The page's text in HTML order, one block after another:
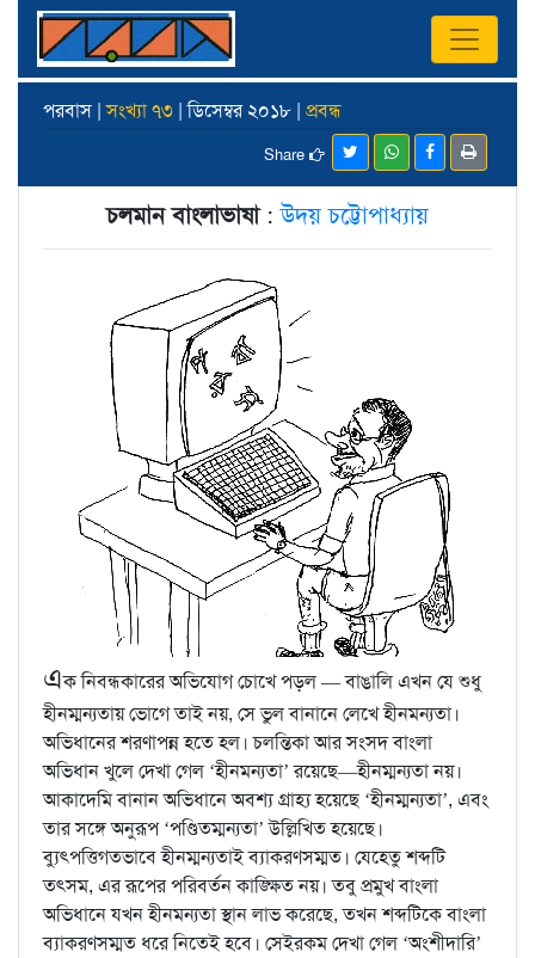
পরবাস |সংখ্যা ৭৩ | ডিসেম্বর ২০১৮ | প্রবন্ধ
Share
চলমান বাংলাভাষা:উদয় চট্টোপাধ্যায়
এক নিবন্ধকারের অভিযোগ চোখে পড়ল — বাঙালি এখন যে শুধু
হীনম্মন্যতায় ভোগে তাই নয়, সে ভুল বানানে লেখে হীনমন্যতা।
অভিধানের শরণাপন্ন হতে হল। চলন্তিকা আর সংসদ বাংলা
অভিধান খুলে দেখা গেল ‘হীনমন্যতা’ রয়েছে—হীনম্মন্যতা নয়।
আকাদেমি বানান অভিধানে অবশ্য গ্রাহ্য হয়েছে ‘হীনম্মন্যতা’, এবং
তার সঙ্গে অনুরূপ ‘পণ্ডিতম্মন্যতা’ উল্লিখিত হয়েছে।
ব্যুৎপত্তিগতভাবে হীনম্মন্যতাই ব্যাকরণসম্মত। যেহেতু শব্দটি
তৎসম, এর রূপের পরিবর্তন কাঙ্ক্ষিত নয়। তবু প্রমুখ বাংলা
অভিধানে যখন হীনমন্যতা স্থান লাভ করেছে, তখন শব্দটিকে বাংলা
ব্যাকরণসম্মত ধরে নিতেই হবে। সেইরকম দেখা গেল ‘অংশীদারি’